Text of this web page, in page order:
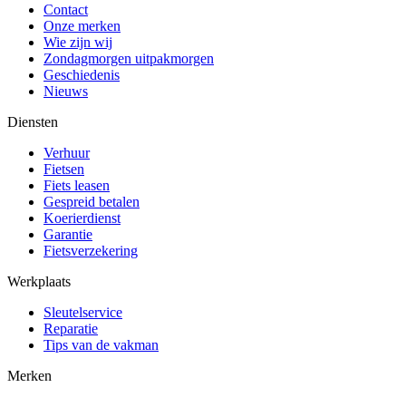
Contact
Onze merken
Wie zijn wij
Zondagmorgen uitpakmorgen
Geschiedenis
Nieuws
Diensten
Verhuur
Fietsen
Fiets leasen
Gespreid betalen
Koerierdienst
Garantie
Fietsverzekering
Werkplaats
Sleutelservice
Reparatie
Tips van de vakman
Merken